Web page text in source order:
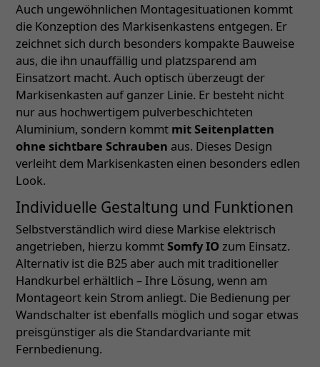
Auch ungewöhnlichen Montagesituationen kommt
die Konzeption des Markisenkastens entgegen. Er
zeichnet sich durch besonders kompakte Bauweise
aus, die ihn unauffällig und platzsparend am
Einsatzort macht. Auch optisch überzeugt der
Markisenkasten auf ganzer Linie. Er besteht nicht
nur aus hochwertigem pulverbeschichteten
Aluminium, sondern kommt mit Seitenplatten
ohne sichtbare Schrauben aus. Dieses Design
verleiht dem Markisenkasten einen besonders edlen
Look.
Individuelle Gestaltung und Funktionen
Selbstverständlich wird diese Markise elektrisch
angetrieben, hierzu kommtSomfy IO zum Einsatz.
Alternativ ist die B25 aber auch mit traditioneller
Handkurbel erhältlich – Ihre Lösung, wenn am
Montageort kein Strom anliegt. Die Bedienung per
Wandschalter ist ebenfalls möglich und sogar etwas
preisgünstiger als die Standardvariante mit
Fernbedienung.